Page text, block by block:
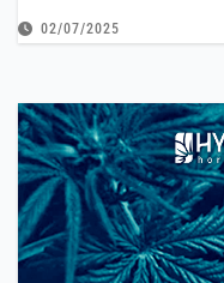
02/07/2025